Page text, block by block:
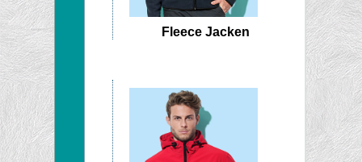
Fleece Jacken